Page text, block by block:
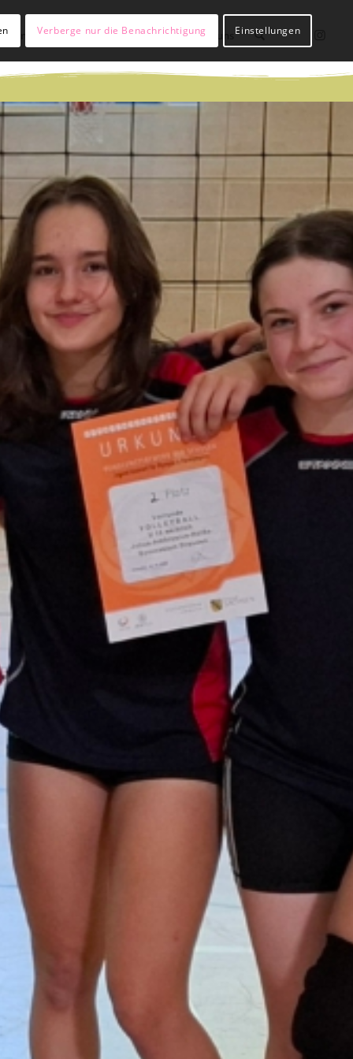
werden Hülßianer sein Über uns
Verberge nur die Benachrichtigung Einstellungen